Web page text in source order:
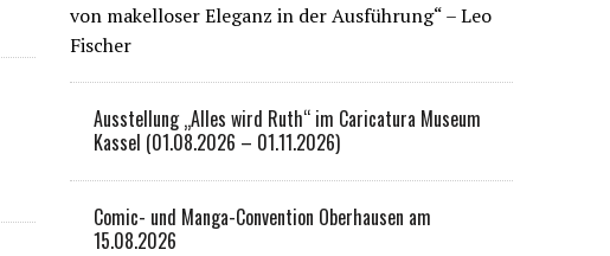
von makelloser Eleganz in der Ausführung“ – Leo
Fischer
Ausstellung „Alles wird Ruth“ im Caricatura Museum
Kassel (01.08.2026 – 01.11.2026)
Comic- und Manga-Convention Oberhausen am
15.08.2026